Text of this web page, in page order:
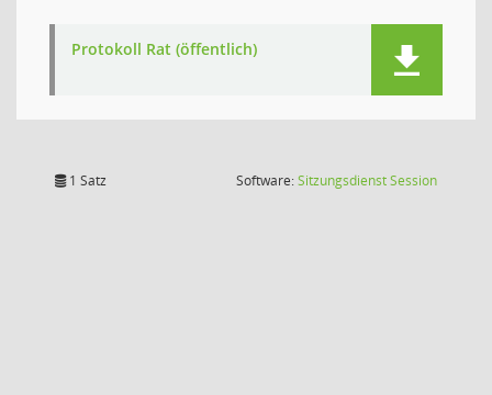
Protokoll Rat (öffentlich)
1 Satz Software:SitzungsdienstSession(Wird in